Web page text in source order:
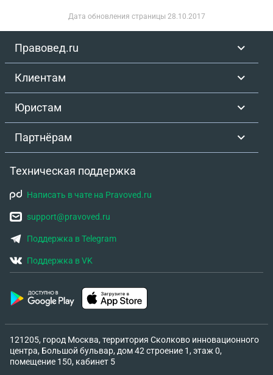
Дата обновления страницы 28.10.2017
Правовед.ru
Клиентам
Юристам
Партнёрам
Техническая поддержка
Написать в чате на Pravoved.ru
support@pravoved.ru
Поддержка в Telegram
Поддержка в VK
121205, город Москва, территория Сколково инновационного
центра, Большой бульвар, дом 42 строение 1, этаж 0,
помещение 150, кабинет 5